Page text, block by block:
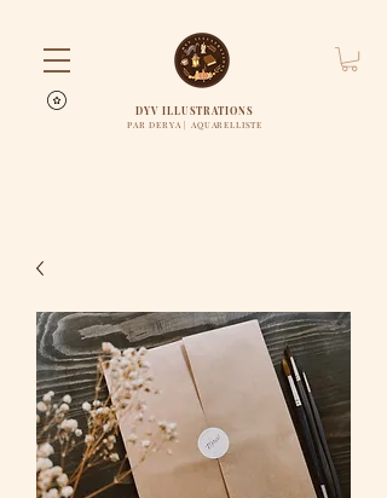
DYV ILLUSTRATIONS
PAR DERYA | AQUARELLISTE